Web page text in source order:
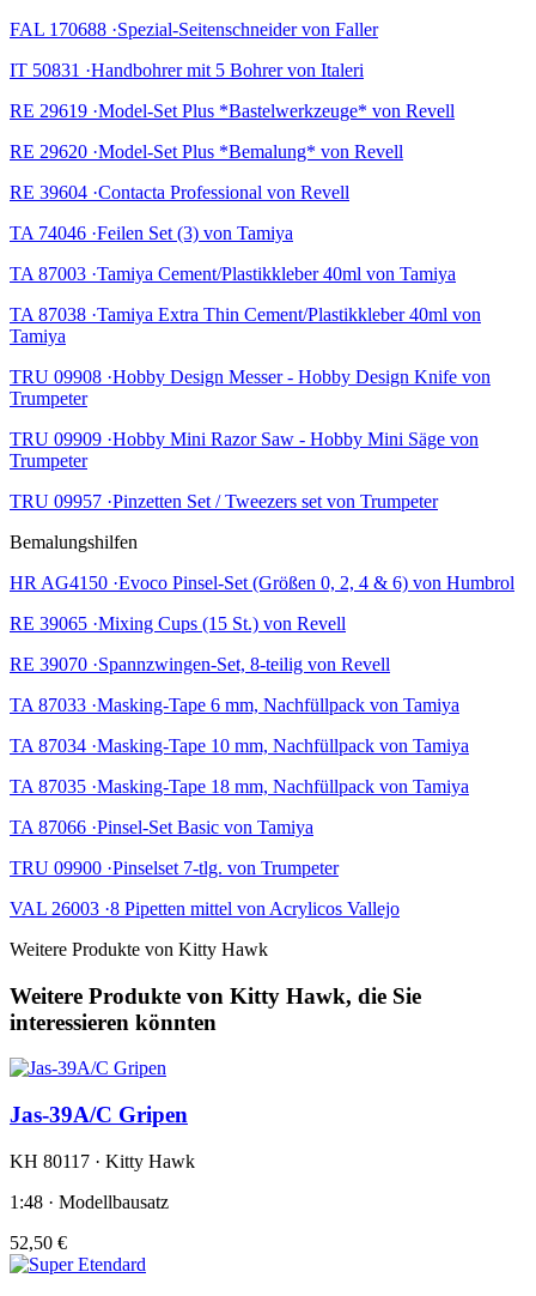
FAL 170688 ·Spezial-Seitenschneider von Faller
IT 50831 ·Handbohrer mit 5 Bohrer von Italeri
RE 29619 ·Model-Set Plus *Bastelwerkzeuge* von Revell
RE 29620 ·Model-Set Plus *Bemalung* von Revell
RE 39604 ·Contacta Professional von Revell
TA 74046 ·Feilen Set (3) von Tamiya
TA 87003 ·Tamiya Cement/Plastikkleber 40ml von Tamiya
TA 87038 ·Tamiya Extra Thin Cement/Plastikkleber 40ml von
Tamiya
TRU 09908 ·Hobby Design Messer - Hobby Design Knife von
Trumpeter
TRU 09909 ·Hobby Mini Razor Saw - Hobby Mini Säge von
Trumpeter
TRU 09957 ·Pinzetten Set / Tweezers set von Trumpeter
Bemalungshilfen
HR AG4150 ·Evoco Pinsel-Set (Größen 0, 2, 4 & 6) von Humbrol
RE 39065 ·Mixing Cups (15 St.) von Revell
RE 39070 ·Spannzwingen-Set, 8-teilig von Revell
TA 87033 ·Masking-Tape 6 mm, Nachfüllpack von Tamiya
TA 87034 ·Masking-Tape 10 mm, Nachfüllpack von Tamiya
TA 87035 ·Masking-Tape 18 mm, Nachfüllpack von Tamiya
TA 87066 ·Pinsel-Set Basic von Tamiya
TRU 09900 ·Pinselset 7-tlg. von Trumpeter
VAL 26003 ·8 Pipetten mittel von Acrylicos Vallejo
Weitere Produkte von Kitty Hawk
Weitere Produkte von Kitty Hawk, die Sie
interessieren könnten
Jas-39A/C Gripen
KH 80117 · Kitty Hawk
1:48 · Modellbausatz
52,50 €